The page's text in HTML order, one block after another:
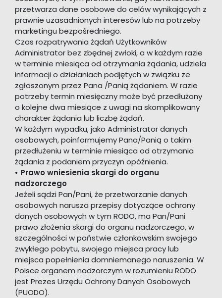
przetwarza dane osobowe do celów wynikających z
prawnie uzasadnionych interesów lub na potrzeby
marketingu bezpośredniego.
Czas rozpatrywania żądań Użytkowników
Administrator bez zbędnej zwłoki, a w każdym razie
w terminie miesiąca od otrzymania żądania, udziela
informacji o działaniach podjętych w związku ze
zgłoszonym przez Pana /Panią żądaniem. W razie
potrzeby termin miesięczny może być przedłużony
o kolejne dwa miesiące z uwagi na skomplikowany
charakter żądania lub liczbę żądań.
W każdym wypadku, jako Administrator danych
osobowych, poinformujemy Pana/Panią o takim
przedłużeniu w terminie miesiąca od otrzymania
żądania z podaniem przyczyn opóźnienia.
• Prawo wniesienia skargi do organu
nadzorczego
Jeżeli sądzi Pan/Pani, że przetwarzanie danych
osobowych narusza przepisy dotyczące ochrony
danych osobowych w tym RODO, ma Pan/Pani
prawo złożenia skargi do organu nadzorczego, w
szczególności w państwie członkowskim swojego
zwykłego pobytu, swojego miejsca pracy lub
miejsca popełnienia domniemanego naruszenia. W
Polsce organem nadzorczym w rozumieniu RODO
jest Prezes Urzędu Ochrony Danych Osobowych
(PUODO).